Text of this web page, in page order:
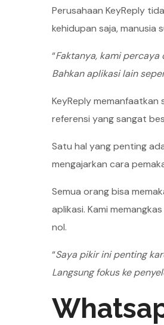
Perusahaan KeyReply
kehidupan saja, manusia
“Faktanya, kami
Bahkan aplikasi lain
KeyReply memanfaatkan
referensi yang sangat
Satu hal yang penting
mengajarkan cara
Semua orang bisa
aplikasi. Kami
nol.
“Saya pikir ini penting
Langsung fokus ke